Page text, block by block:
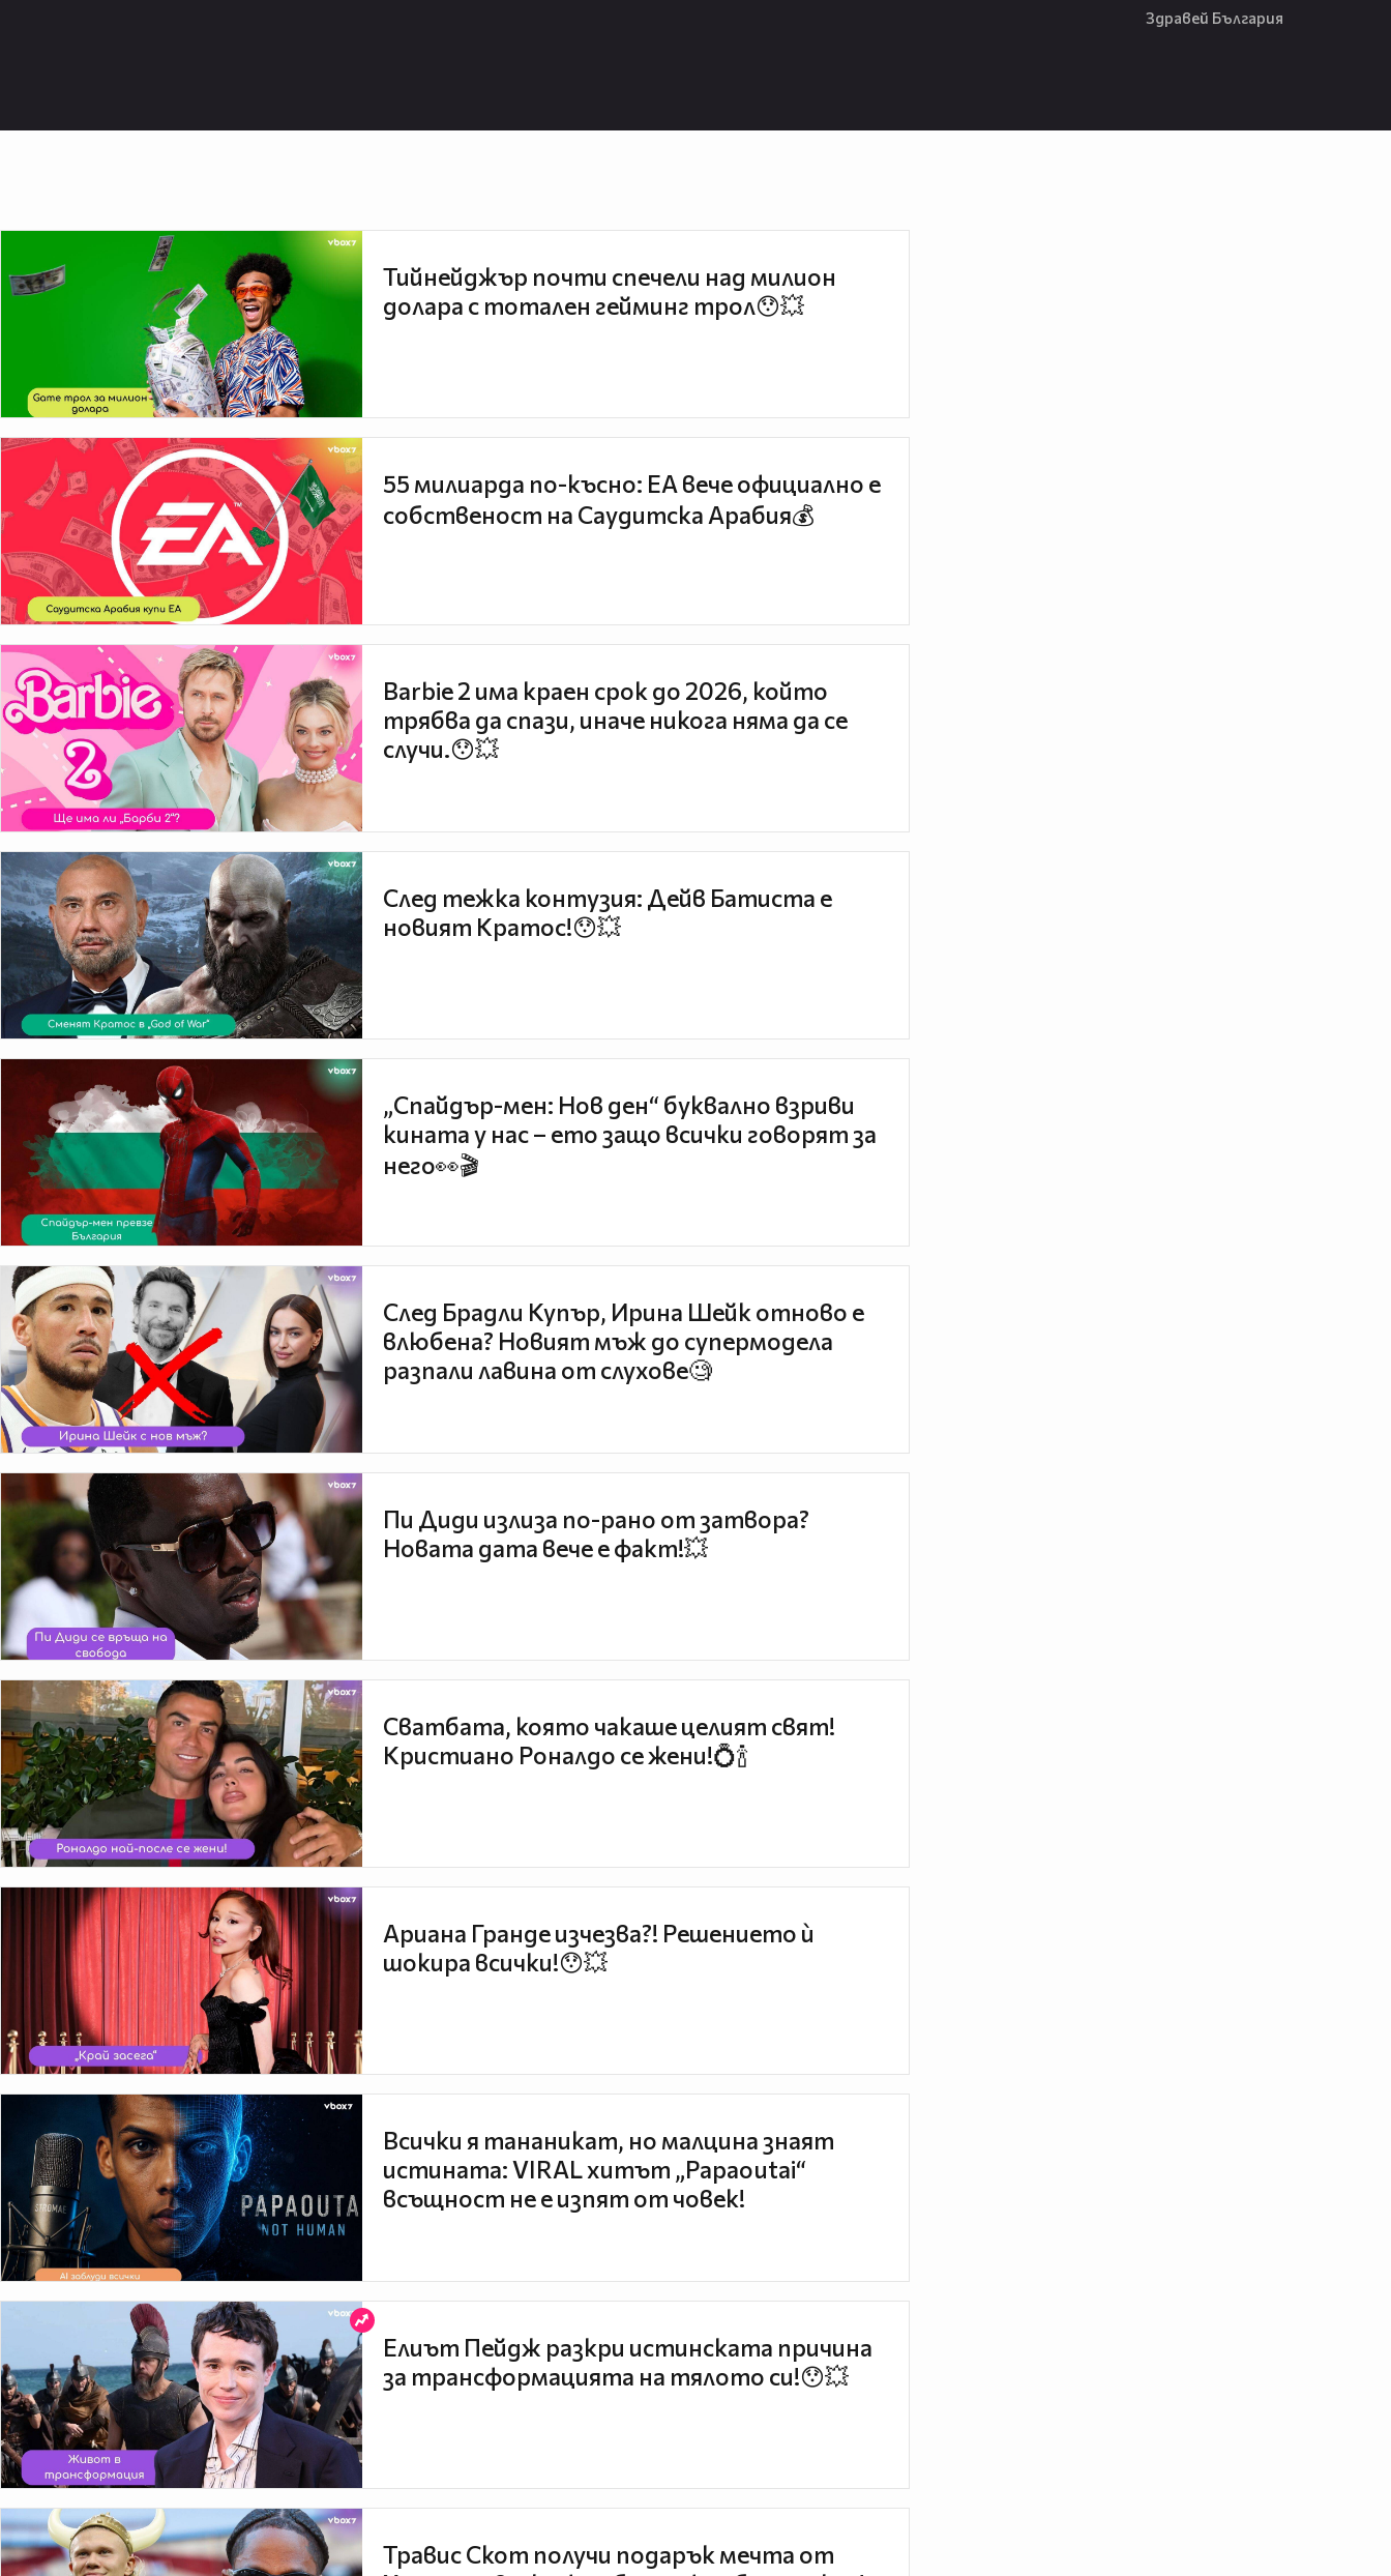
Здравей България
Тийнейджър почти спечели над милион
долара с тотален гейминг трол😯💥
55 милиарда по-късно: EA вече официално е
собственост на Саудитска Арабия💰
Barbie 2 има краен срок до 2026, който
трябва да спази, иначе никога няма да се
случи.😯💥
След тежка контузия: Дейв Батиста е
новият Кратос!😯💥
„Спайдър-мен: Нов ден“ буквално взриви
кината у нас – ето защо всички говорят за
него👀🎬
След Брадли Купър, Ирина Шейк отново е
влюбена? Новият мъж до супермодела
разпали лавина от слухове🧐
Пи Диди излиза по-рано от затвора?
Новата дата вече е факт!💥
Сватбата, която чакаше целият свят!
Кристиано Роналдо се жени!💍🍾
Ариана Гранде изчезва?! Решението ѝ
шокира всички!😯💥
Всички я тананикат, но малцина знаят
истината: VIRAL хитът „Papaoutai“
всъщност не е изпят от човек!
Елиът Пейдж разкри истинската причина
за трансформацията на тялото си!😯💥
Травис Скот получи подарък мечта от